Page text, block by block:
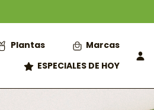
Plantas
Marcas
ESPECIALES DE HOY